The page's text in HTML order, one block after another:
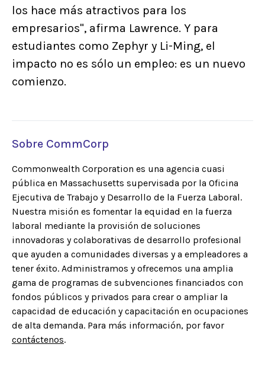
los hace más atractivos para los
empresarios", afirma Lawrence. Y para
estudiantes como Zephyr y Li-Ming, el
impacto no es sólo un empleo: es un nuevo
comienzo.
Sobre CommCorp
Commonwealth Corporation es una agencia cuasi
pública en Massachusetts supervisada por la Oficina
Ejecutiva de Trabajo y Desarrollo de la Fuerza Laboral.
Nuestra misión es fomentar la equidad en la fuerza
laboral mediante la provisión de soluciones
innovadoras y colaborativas de desarrollo profesional
que ayuden a comunidades diversas y a empleadores a
tener éxito. Administramos y ofrecemos una amplia
gama de programas de subvenciones financiados con
fondos públicos y privados para crear o ampliar la
capacidad de educación y capacitación en ocupaciones
de alta demanda. Para más información, por favor
contáctenos.